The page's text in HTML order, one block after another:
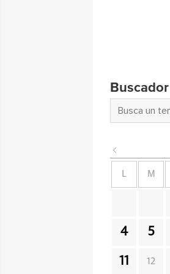
Buscador
L M
4 5
11 12